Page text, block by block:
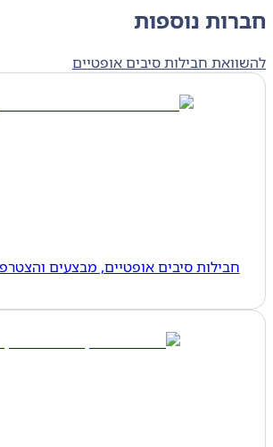
נוספות
חבילות סיבים אופטיים
חבילות סיבים אופטיים, מבצעים והצטרפות - 019 מובייל